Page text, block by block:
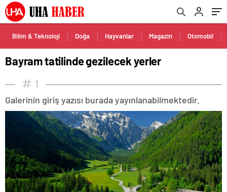
Bilim & Teknoloji Doğa Hayvanlar Magazin Otomobil
Bayram tatilinde gezilecek yerler
1
Galerinin giriş yazısı burada yayınlanabilmektedir.